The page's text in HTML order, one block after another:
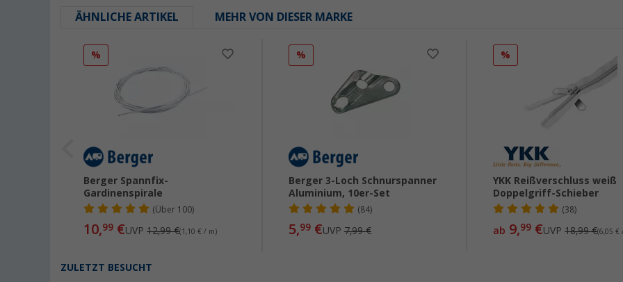
ÄHNLICHE ARTIKEL MEHR VON DIESER MARKE
%
Berger Spannfix-
Gardinenspirale
(Über 100)
10,99 €UVP12,99 €(1,10 € / m)
%
Berger 3-Loch Schnurspanner
Aluminium, 10er-Set
(84)
5,99€UVP 7,99 €
%
YKK Reißverschluss weiß
Doppelgriff-Schieber
(38)
ab 9,99 €UVP18,99 €(6,05 €
ZULETZT BESUCHT